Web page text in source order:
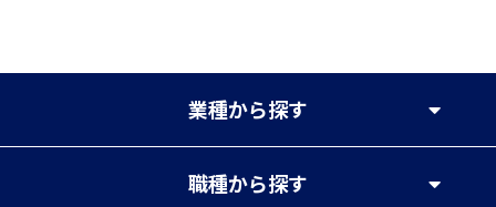
業種から探す
職種から探す